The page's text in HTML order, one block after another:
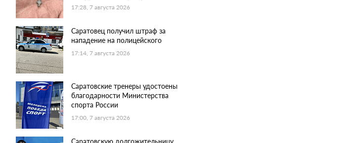
17:28, 7 августа 2026
Саратовец получил штраф за
нападение на полицейского
17:14, 7 августа 2026
Саратовские тренеры удостоены
благодарности Министерства
спорта России
17:00, 7 августа 2026